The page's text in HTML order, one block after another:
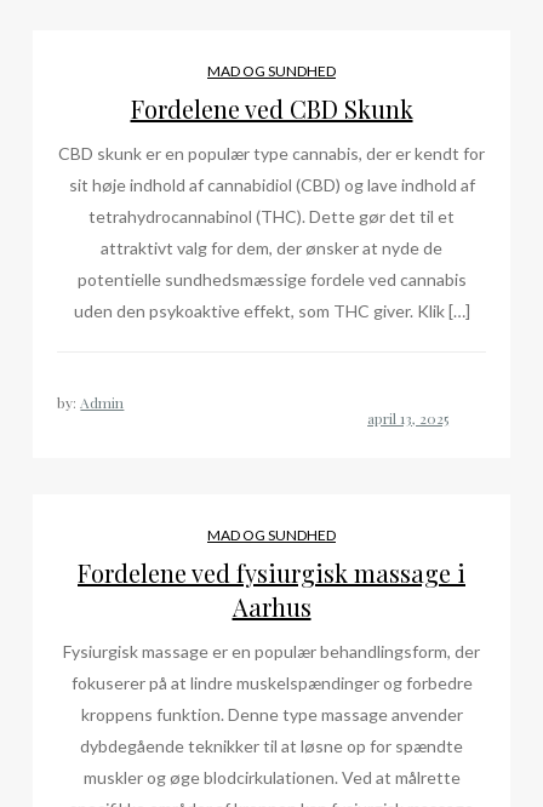
MAD OG SUNDHED
Fordelene ved CBD Skunk
CBD skunk er en populær type cannabis, der er kendt for
sit høje indhold af cannabidiol (CBD) og lave indhold af
tetrahydrocannabinol (THC). Dette gør det til et
attraktivt valg for dem, der ønsker at nyde de
potentielle sundhedsmæssige fordele ved cannabis
uden den psykoaktive effekt, som THC giver. Klik […]
by:Admin
MAD OG SUNDHED
Fordelene ved fysiurgisk massage i
Aarhus
Fysiurgisk massage er en populær behandlingsform, der
fokuserer på at lindre muskelspændinger og forbedre
kroppens funktion. Denne type massage anvender
dybdegående teknikker til at løsne op for spændte
muskler og øge blodcirkulationen. Ved at målrette